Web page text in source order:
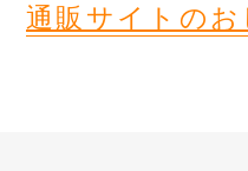
通販サイトのお